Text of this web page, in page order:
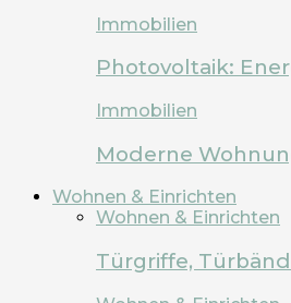
Immobilien
Photovoltaik:
Immobilien
Moderne
Wohnen & Einrichten
Wohnen & Einrichten
Türgriffe,